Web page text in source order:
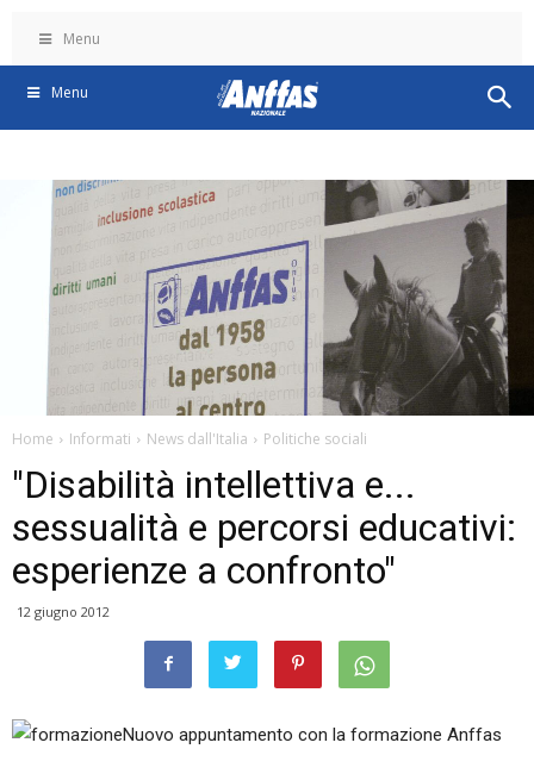
Menu
Menu
Home Informati News dall'Italia Politiche sociali
"Disabilità intellettiva e...
sessualità e percorsi educativi:
esperienze a confronto"
12 giugno 2012
Nuovo appuntamento con la formazione Anffas